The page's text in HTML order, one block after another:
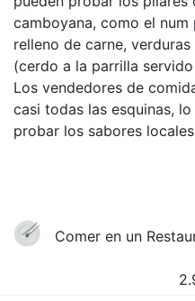
camboyana, como el
relleno de carne,
(cerdo a la parrilla
Los vendedores de
casi todas las esquinas,
probar los sabores
Comer en un